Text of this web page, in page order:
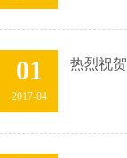
01
2017-04
热烈祝